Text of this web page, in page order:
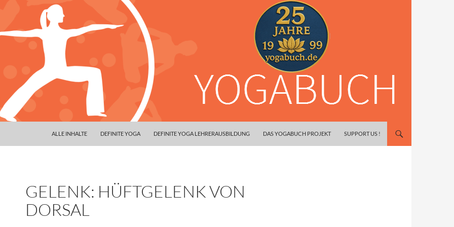
ALLE INHALTE DEFINITE YOGA DEFINITE YOGA LEHRERAUSBILDUNG DAS YOGABUCH PROJEKT SUPPORT US !
GELENK: HÜFTGELENK VON
DORSAL